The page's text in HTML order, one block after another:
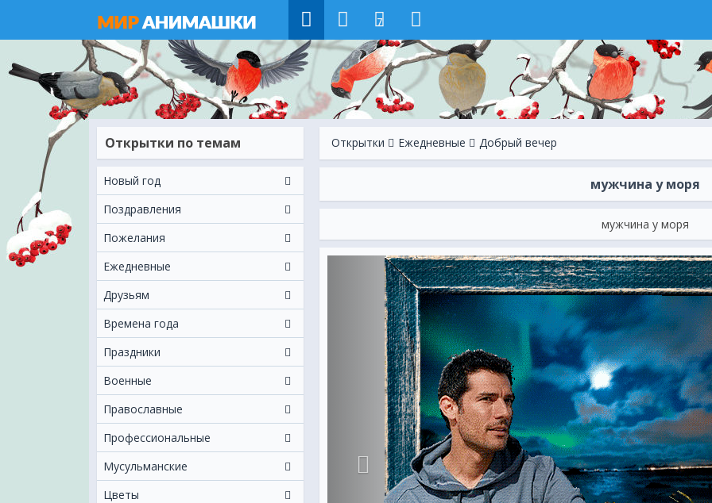
7
Открытки по темам
Новый год
Поздравления
Пожелания
Ежeдневные
Друзьям
Времена года
Праздники
Военные
Православные
Профессиональные
Мусульманские
Цветы
Открытки Ежeдневные Добрый вечер
мужчина у моря
мужчина у моря